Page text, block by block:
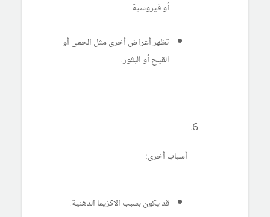
أو فيروسية.
تظهر أعراض أخرى مثل الحمى أو
القيح أو البثور.
أسباب أخرى:
قد يكون بسبب الاكزيما الدهنية.